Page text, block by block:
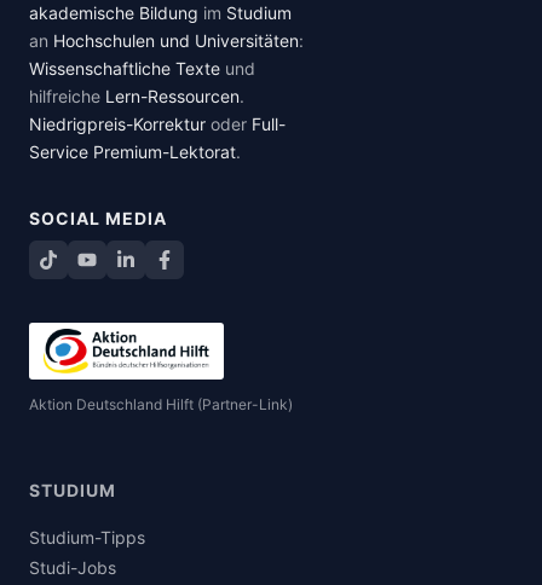
akademische Bildung im Studium
an Hochschulen und Universitäten:
Wissenschaftliche Texte und
hilfreiche Lern-Ressourcen.
Niedrigpreis-Korrektur oder Full-
Service Premium-Lektorat.
SOCIAL MEDIA
TikTokYouTube
LinkedInFacebook teilen
Aktion Deutschland Hilft (Partner-Link)
STUDIUM
Studium-Tipps
Studi-Jobs